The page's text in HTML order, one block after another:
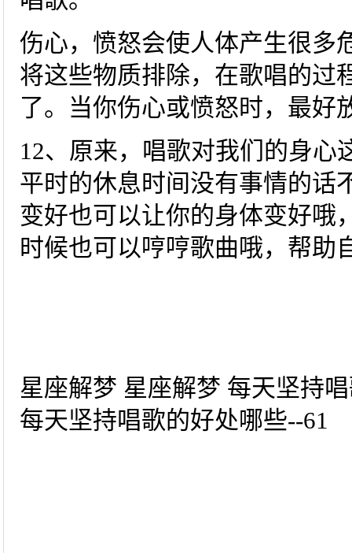
伤心，愤怒会使人体产生很多
将这些物质排除，在歌唱的过
了。当你伤心或愤怒时，最好
12、原来，唱歌对我们的身心
平时的休息时间没有事情的话
变好也可以让你的身体变好哦
时候也可以哼哼歌曲哦，帮助
星座解梦 星座解梦 每天坚持
每天坚持唱歌的好处哪些--61